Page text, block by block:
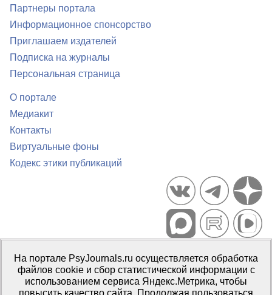
Партнеры портала
Информационное спонсорство
Приглашаем издателей
Подписка на журналы
Персональная страница
О портале
Медиакит
Контакты
Виртуальные фоны
Кодекс этики публикаций
Портал психологических изданий PsyJournals.ru, 2007–2026
Правила использования материалов
Свидетельство регистрации СМИЭл № ФС77-66447 от 14 июля
2016 г.
На портале PsyJournals.ru осуществляется обработка
файлов cookie и сбор статистической информации с
использованием сервиса Яндекс.Метрика, чтобы
повысить качество сайта. Продолжая пользоваться